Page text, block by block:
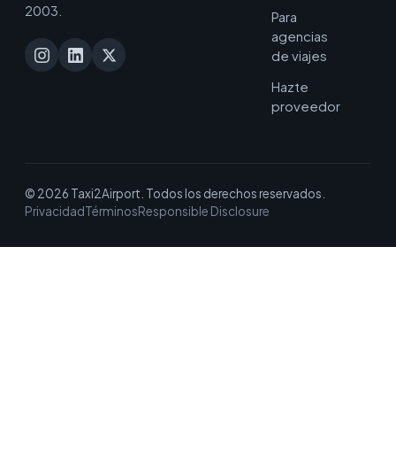
2003.
Para
agencias
de viajes
Hazte
proveedor
© 2026 Taxi2Airport. Todos los derechos reservados.
PrivacidadTérminosResponsible Disclosure